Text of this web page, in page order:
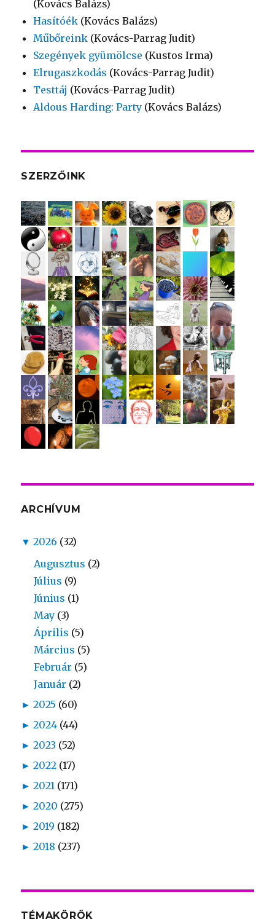
(Kovács Balázs)
Hasítóék (Kovács Balázs)
Műbőreink (Kovács-Parrag Judit)
Szegények gyümölcse (Kustos Irma)
Elrugaszkodás (Kovács-Parrag Judit)
Testtáj (Kovács-Parrag Judit)
Aldous Harding: Party (Kovács Balázs)
SZERZŐINK
ARCHÍVUM
▼ 2026 (32)
Augusztus (2)
Július (9)
Június (1)
May (3)
Április (5)
Március (5)
Február (5)
Január (2)
► 2025 (60)
► 2024 (44)
► 2023 (52)
► 2022 (17)
► 2021 (171)
► 2020 (275)
► 2019 (182)
► 2018 (237)
TÉMAKÖRÖK